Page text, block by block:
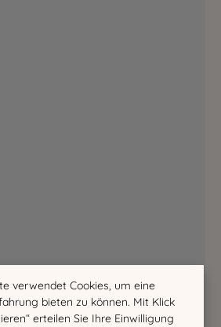
verwendet Cookies, um eine
bieten zu können. Mit Klick
erteilen Sie Ihre Einwilligung